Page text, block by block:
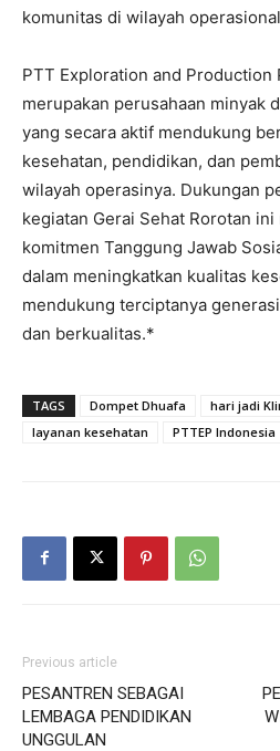
komunitas di wilayah
PTT Exploration and Production
merupakan perusahaan minyak
yang secara aktif mendukung
kesehatan, pendidikan, dan
wilayah operasinya. Dukungan
kegiatan Gerai Sehat Rorotan
komitmen Tanggung Jawab
dalam meningkatkan kualitas
mendukung terciptanya
dan berkualitas.*
TAGS Dompet Dhuafa
hari jadi
layanan kesehatan
PTTEP Indonesia
Previous article
PESANTREN SEBAGAI
LEMBAGA PENDIDIKAN
UNGGULAN